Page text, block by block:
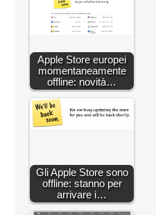
Apple Store europei
momentaneamente
offline: novità…
Gli Apple Store sono
offline: stanno per
arrivare i…